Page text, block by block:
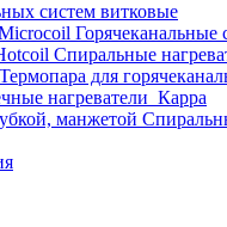
систем витковые
Горячеканальные
Спиральные
Термопара для
нагреватели_Карра